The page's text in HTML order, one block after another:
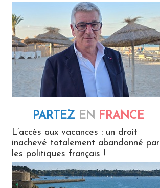
PARTEZ EN FRANCE
L’accès aux vacances : un droit
inachevé totalement abandonné par
les politiques français !